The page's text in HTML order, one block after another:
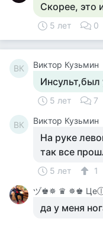
Скорее, это
5 лет 0
ВК Виктор Кузьмин
Инсульт,был
5 лет 7
ВК Виктор Кузьмин
На руке
так все
5 лет
1
да у меня